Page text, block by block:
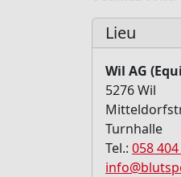
Lieu
Wil AG
5276 Wil
Turnhalle
Tel.: 058